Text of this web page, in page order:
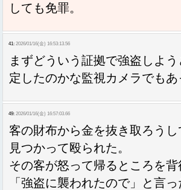
しても免罪。
41: 2026/01/16(金) 16:53:13.56
まずどういう証拠で強盗しよ
定したのかな監視カメラでも
49: 2026/01/16(金) 16:57:03.66
客の財布から金を抜き取ろうし
見つかって殴られた。
その客が怒って帰るところを
「強盗に襲われたので」と言っ